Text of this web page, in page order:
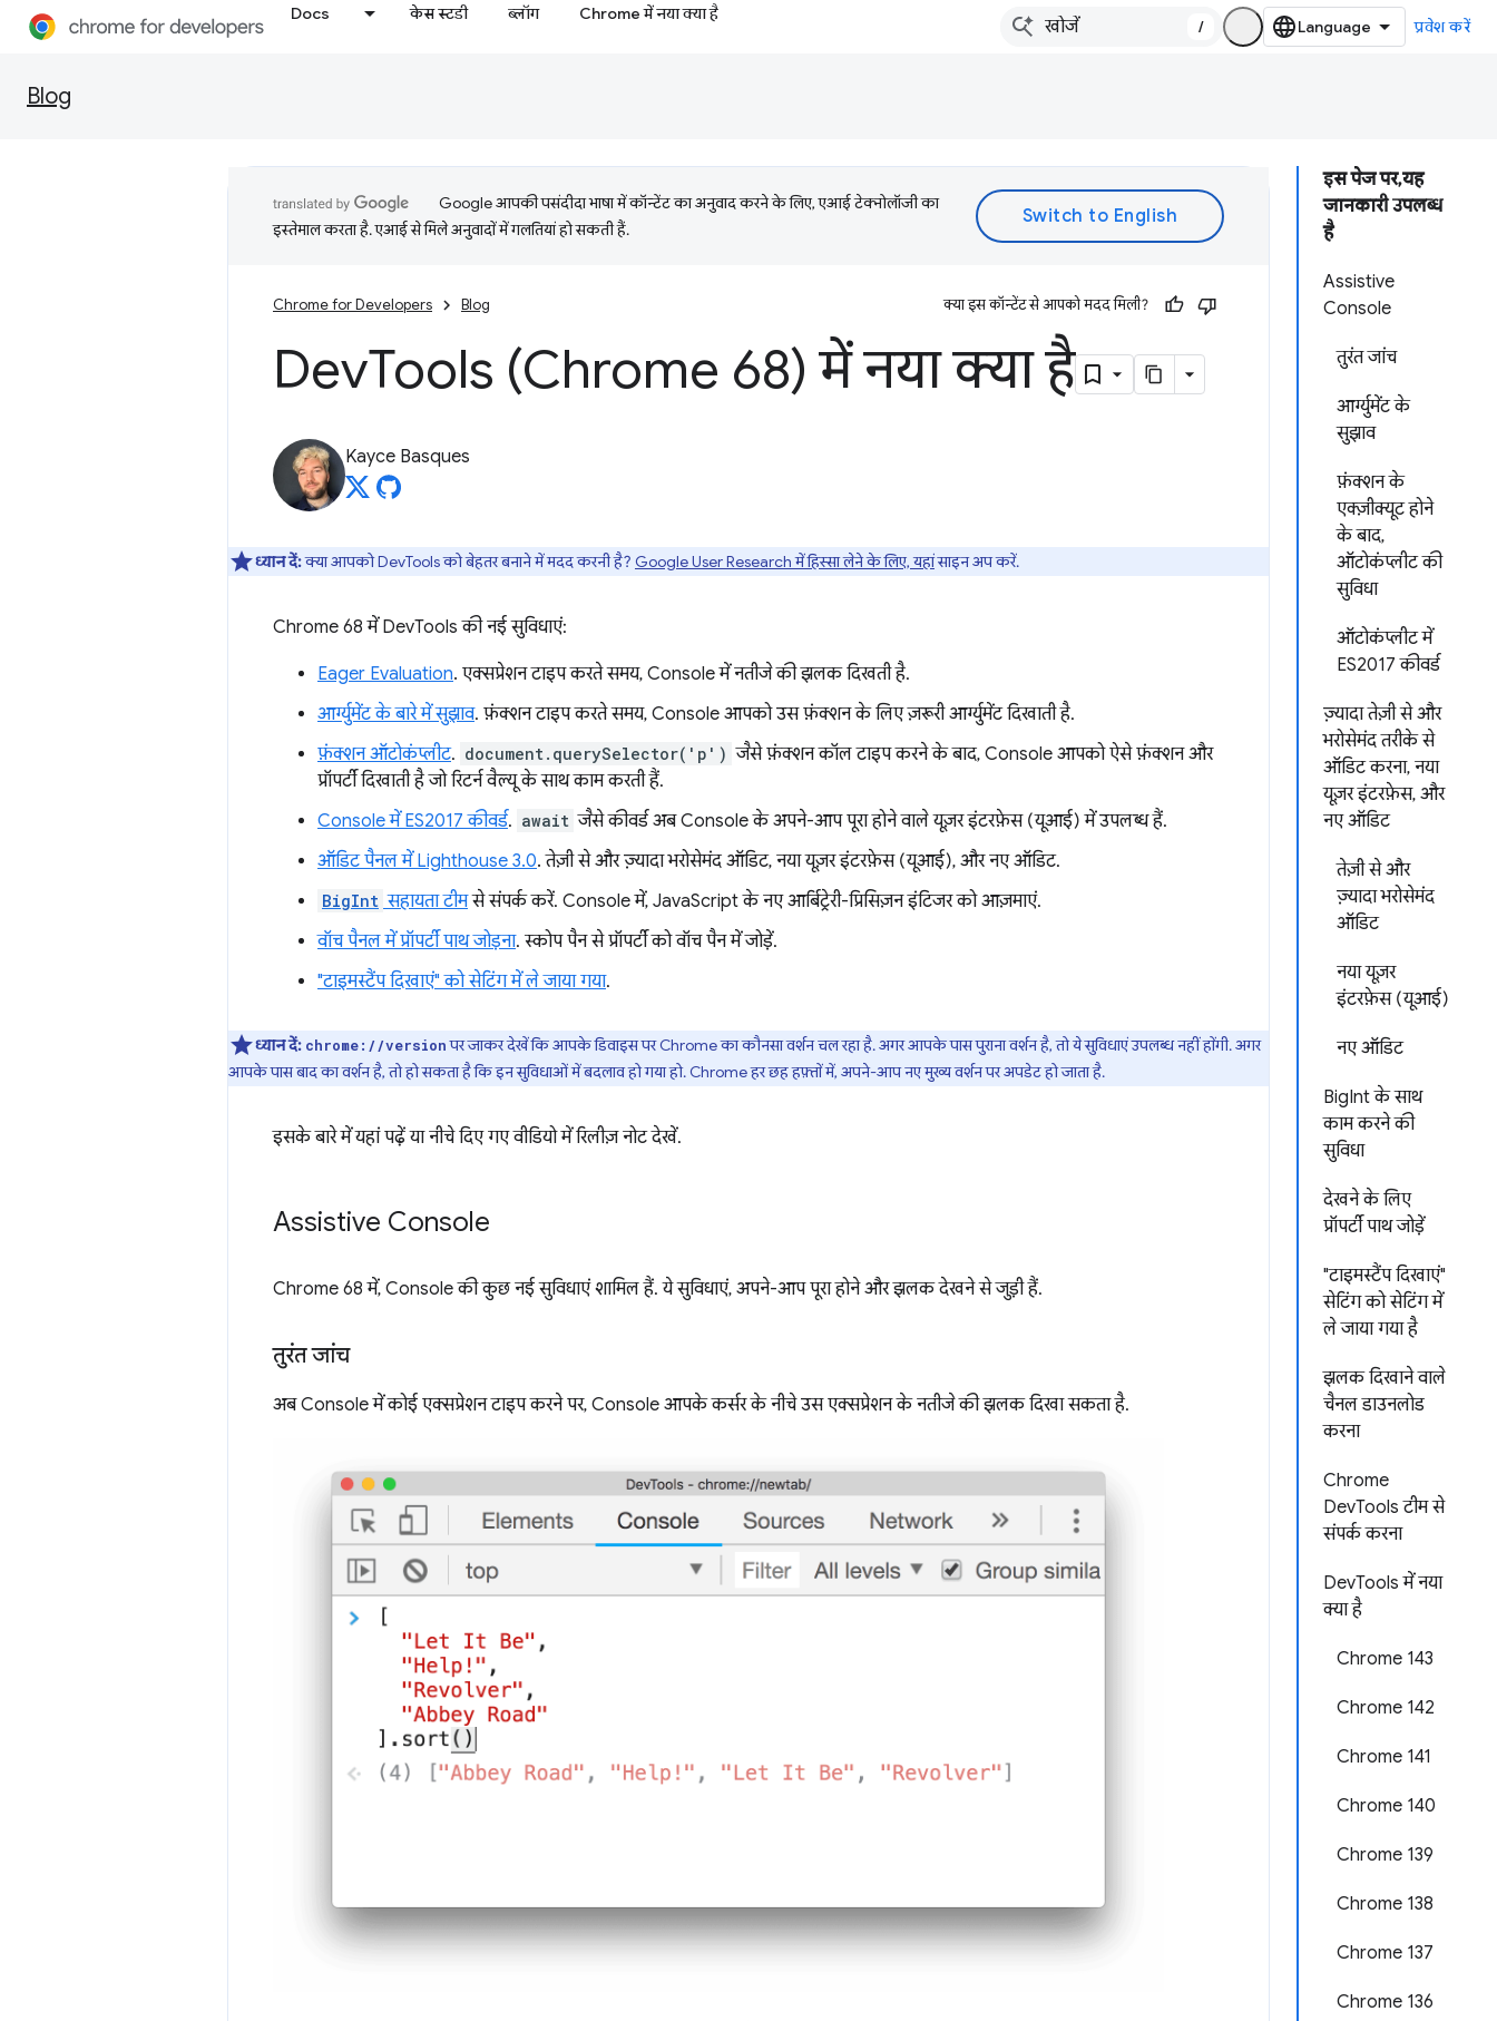
Docs केस स्टडी ब्लॉग Chrome में नया क्या है
/ प्रवेश करें
Blog
इस पेज पर, यह
जानकारी उपलब्ध
है
Assistive
Console
तुरंत जांच
आर्ग्युमेंट के
सुझाव
फ़ंक्शन के
एक्ज़ीक्यूट होने
के बाद,
ऑटोकंप्लीट की
सुविधा
ऑटोकंप्लीट में
ES2017 कीवर्ड
ज़्यादा तेज़ी से और
भरोसेमंद तरीके से
ऑडिट करना, नया
यूज़र इंटरफ़ेस, और
नए ऑडिट
तेज़ी से और
ज़्यादा भरोसेमंद
ऑडिट
नया यूज़र
इंटरफ़ेस (यूआई)
नए ऑडिट
BigInt के साथ
काम करने की
सुविधा
देखने के लिए
प्रॉपर्टी पाथ जोड़ें
"टाइमस्टैंप दिखाएं"
सेटिंग को सेटिंग में
ले जाया गया है
झलक दिखाने वाले
चैनल डाउनलोड
करना
Chrome
DevTools टीम से
संपर्क करना
DevTools में नया
क्या है
Chrome 143
Chrome 142
Chrome 141
Chrome 140
Chrome 139
Chrome 138
Chrome 137
Chrome 136
Google आपकी पसंदीदा भाषा में कॉन्टेंट का अनुवाद करने के लिए, एआई टेक्नोलॉजी का
इस्तेमाल करता है. एआई से मिले अनुवादों में गलतियां हो सकती हैं.
Chrome for Developers Blog क्या इस कॉन्टेंट से आपको मदद मिली?
DevTools (Chrome 68) में नया क्या है
Kayce Basques
ध्यान दें:क्या आपको DevTools को बेहतर बनाने में मदद करनी है? Google User Research में हिस्सा लेने के लिए, यहांसाइन अप करें.
Chrome 68 में DevTools की नई सुविधाएं:
Eager Evaluation. एक्सप्रेशन टाइप करते समय, Console में नतीजे की झलक दिखती है.
आर्ग्युमेंट के बारे में सुझाव. फ़ंक्शन टाइप करते समय, Console आपको उस फ़ंक्शन के लिए ज़रूरी आर्ग्युमेंट दिखाती है.
फ़ंक्शन ऑटोकंप्लीट. document.querySelector('p') जैसे फ़ंक्शन कॉल टाइप करने के बाद, Console आपको ऐसे फ़ंक्शन और
प्रॉपर्टी दिखाती है जो रिटर्न वैल्यू के साथ काम करती हैं.
Console में ES2017 कीवर्ड. await जैसे कीवर्ड अब Console के अपने-आप पूरा होने वाले यूज़र इंटरफ़ेस (यूआई) में उपलब्ध हैं.
ऑडिट पैनल में Lighthouse 3.0. तेज़ी से और ज़्यादा भरोसेमंद ऑडिट, नया यूज़र इंटरफ़ेस (यूआई), और नए ऑडिट.
BigInt सहायता टीमसे संपर्क करें. Console में, JavaScript के नए आर्बिट्रेरी-प्रिसिज़न इंटिजर को आज़माएं.
वॉच पैनल में प्रॉपर्टी पाथ जोड़ना. स्कोप पैन से प्रॉपर्टी को वॉच पैन में जोड़ें.
"टाइमस्टैंप दिखाएं" को सेटिंग में ले जाया गया.
ध्यान दें: chrome://versionपर जाकर देखें कि आपके डिवाइस पर Chrome का कौनसा वर्शन चल रहा है. अगर आपके पास पुराना वर्शन है, तो ये सुविधाएं उपलब्ध नहीं होंगी. अगर
आपके पास बाद का वर्शन है, तो हो सकता है कि इन सुविधाओं में बदलाव हो गया हो. Chrome हर छह हफ़्तों में, अपने-आप नए मुख्य वर्शन पर अपडेट हो जाता है.
इसके बारे में यहां पढ़ें या नीचे दिए गए वीडियो में रिलीज़ नोट देखें.
Assistive Console
Chrome 68 में, Console की कुछ नई सुविधाएं शामिल हैं. ये सुविधाएं, अपने-आप पूरा होने और झलक देखने से जुड़ी हैं.
तुरंत जांच
अब Console में कोई एक्सप्रेशन टाइप करने पर, Console आपके कर्सर के नीचे उस एक्सप्रेशन के नतीजे की झलक दिखा सकता है.